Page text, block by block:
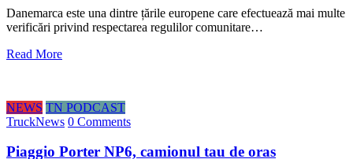
Danemarca este una dintre țările europene care efectuează mai multe
verificări privind respectarea regulilor comunitare…
Read More
NEWS TN PODCAST
TruckNews 0 Comments
Piaggio Porter NP6, camionul tau de oras